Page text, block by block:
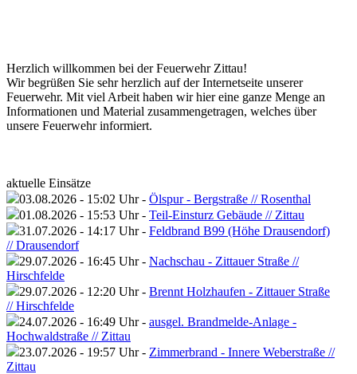
Herzlich willkommen bei der Feuerwehr Zittau!
Wir begrüßen Sie sehr herzlich auf der Internetseite unserer
Feuerwehr. Mit viel Arbeit haben wir hier eine ganze Menge an
Informationen und Material zusammengetragen, welches über
unsere Feuerwehr informiert.
aktuelle Einsätze
03.08.2026 - 15:02 Uhr - Ölspur - Bergstraße // Rosenthal
01.08.2026 - 15:53 Uhr - Teil-Einsturz Gebäude // Zittau
31.07.2026 - 14:17 Uhr - Feldbrand B99 (Höhe Drausendorf)
// Drausendorf
29.07.2026 - 16:45 Uhr - Nachschau - Zittauer Straße //
Hirschfelde
29.07.2026 - 12:20 Uhr - Brennt Holzhaufen - Zittauer Straße
// Hirschfelde
24.07.2026 - 16:49 Uhr - ausgel. Brandmelde-Anlage -
Hochwaldstraße // Zittau
23.07.2026 - 19:57 Uhr - Zimmerbrand - Innere Weberstraße //
Zittau